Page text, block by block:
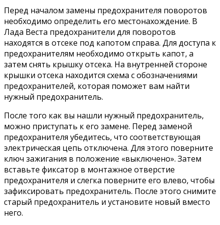
Перед началом замены предохранителя поворотов
необходимо определить его местонахождение. В
Лада Веста предохранители для поворотов
находятся в отсеке под капотом справа. Для доступа к
предохранителям необходимо открыть капот, а
затем снять крышку отсека. На внутренней стороне
крышки отсека находится схема с обозначениями
предохранителей, которая поможет вам найти
нужный предохранитель.
После того как вы нашли нужный предохранитель,
можно приступать к его замене. Перед заменой
предохранителя убедитесь, что соответствующая
электрическая цепь отключена. Для этого поверните
ключ зажигания в положение «выключено». Затем
вставьте фиксатор в монтажное отверстие
предохранителя и слегка поверните его влево, чтобы
зафиксировать предохранитель. После этого снимите
старый предохранитель и установите новый вместо
него.